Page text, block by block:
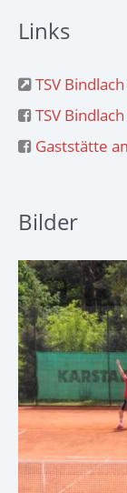
Links
TSV
TSV
Gaststätte
Bilder